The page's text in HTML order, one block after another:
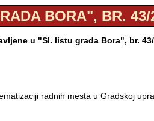
BORA", BR. 43/
u "Sl. listu grada Bora", br.
radnih mesta u Gradskoj